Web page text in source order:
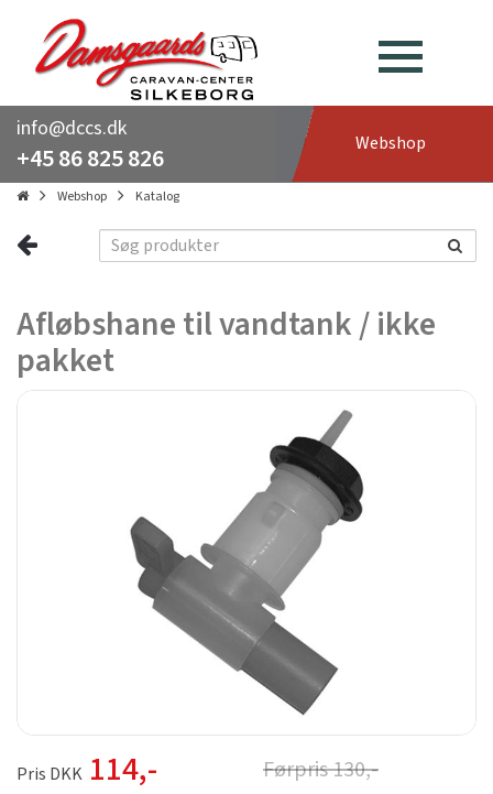
info@dccs.dk
+45 86 825 826 Webshop
Webshop Katalog
Afløbshane til vandtank / ikke
pakket
Pris DKK 114,- Førpris130,-